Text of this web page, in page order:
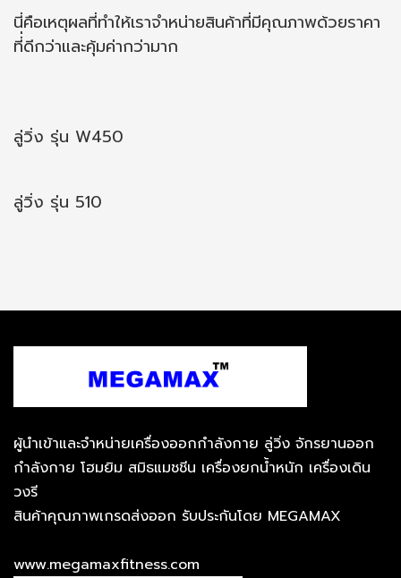
นี่คือเหตุผลที่ทำให้เราจำหน่ายสินค้าที่มีคุณภาพด้วยราคา
ที่่ดีกว่าและคุ้มค่ากว่ามาก
ลู่วิ่ง รุ่น W450
ลู่วิ่ง รุ่น 510
ผู้นำเข้าและจำหน่ายเครื่องออกกำลังกาย ลู่วิ่ง จักรยานออก
กำลังกาย โฮมยิม สมิธแมชชีน เครื่องยกน้ำหนัก เครื่องเดิน
วงรี
สินค้าคุณภาพเกรดส่งออก รับประกันโดย MEGAMAX
www.megamaxfitness.com